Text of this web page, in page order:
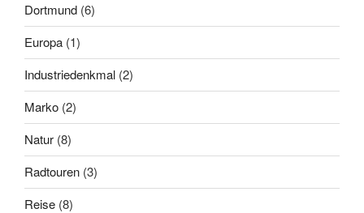
Dortmund (6)
Europa (1)
Industriedenkmal (2)
Marko (2)
Natur (8)
Radtouren (3)
Reise (8)